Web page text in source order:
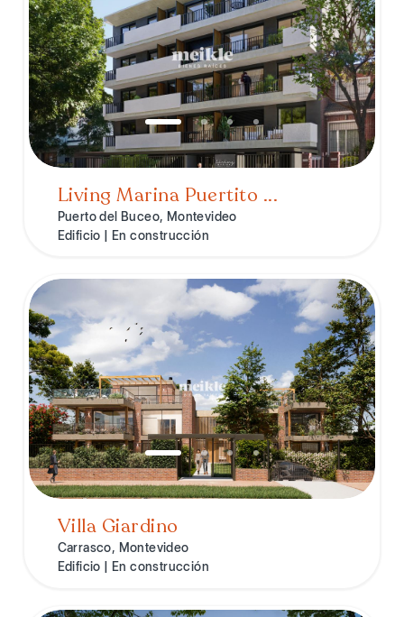
Living Marina Puertito ...
Puerto del Buceo, Montevideo
Edificio | En construcción
Villa Giardino
Carrasco, Montevideo
Edificio | En construcción